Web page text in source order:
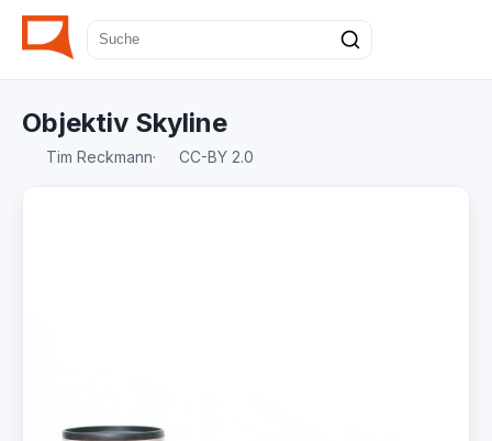
Objektiv Skyline
Tim Reckmann· CC-BY 2.0